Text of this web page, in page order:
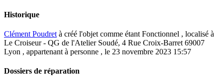
Historique
Clément Poudret à créé l'objet comme étant Fonctionnel , localisé à
Le Croiseur - QG de l'Atelier Soudé, 4 Rue Croix-Barret 69007
Lyon , appartenant à personne , le 23 novembre 2023 15:57
Dossiers de réparation